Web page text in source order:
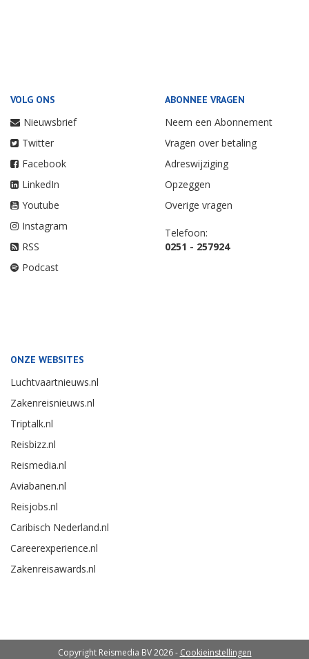
VOLG ONS
Nieuwsbrief
Twitter
Facebook
LinkedIn
Youtube
Instagram
RSS
Podcast
ABONNEE VRAGEN
Neem een Abonnement
Vragen over betaling
Adreswijziging
Opzeggen
Overige vragen
Telefoon:
0251 - 257924
ONZE WEBSITES
Luchtvaartnieuws.nl
Zakenreisnieuws.nl
Triptalk.nl
Reisbizz.nl
Reismedia.nl
Aviabanen.nl
Reisjobs.nl
Caribisch Nederland.nl
Careerexperience.nl
Zakenreisawards.nl
Copyright Reismedia BV 2026 - Cookieinstellingen